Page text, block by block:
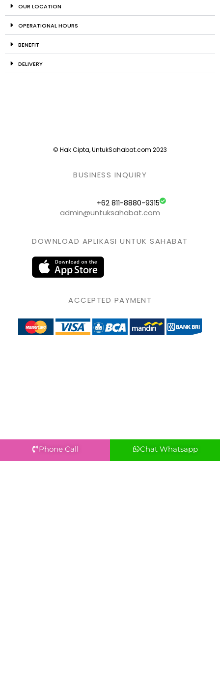
OUR LOCATION
OPERATIONAL HOURS
BENEFIT
DELIVERY
© Hak Cipta, UntukSahabat.com 2023
BUSINESS INQUIRY
+62 811-8880-9315
admin@untuksahabat.com
DOWNLOAD APLIKASI UNTUK SAHABAT
ACCEPTED PAYMENT
Phone Call Chat Whatsapp